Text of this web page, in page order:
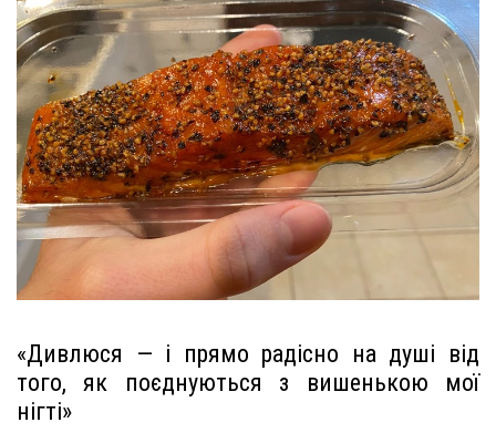
«Дивлюся — і прямо радісно на душі від
того, як поєднуються з вишенькою мої
нігті»